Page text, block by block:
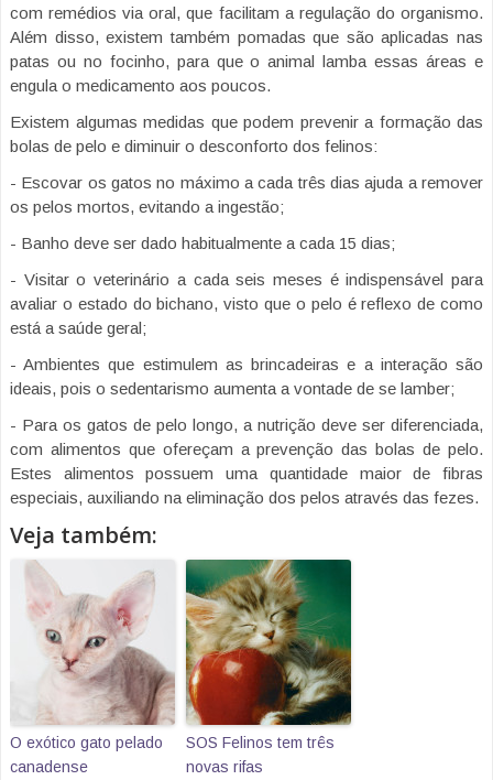
com remédios via oral, que facilitam a regulação do organismo.
Além disso, existem também pomadas que são aplicadas nas
patas ou no focinho, para que o animal lamba essas áreas e
engula o medicamento aos poucos.
Existem algumas medidas que podem prevenir a formação das
bolas de pelo e diminuir o desconforto dos felinos:
- Escovar os gatos no máximo a cada três dias ajuda a remover
os pelos mortos, evitando a ingestão;
- Banho deve ser dado habitualmente a cada 15 dias;
- Visitar o veterinário a cada seis meses é indispensável para
avaliar o estado do bichano, visto que o pelo é reflexo de como
está a saúde geral;
- Ambientes que estimulem as brincadeiras e a interação são
ideais, pois o sedentarismo aumenta a vontade de se lamber;
- Para os gatos de pelo longo, a nutrição deve ser diferenciada,
com alimentos que ofereçam a prevenção das bolas de pelo.
Estes alimentos possuem uma quantidade maior de fibras
especiais, auxiliando na eliminação dos pelos através das fezes.
Veja também:
O exótico gato pelado
canadense
SOS Felinos tem três
novas rifas